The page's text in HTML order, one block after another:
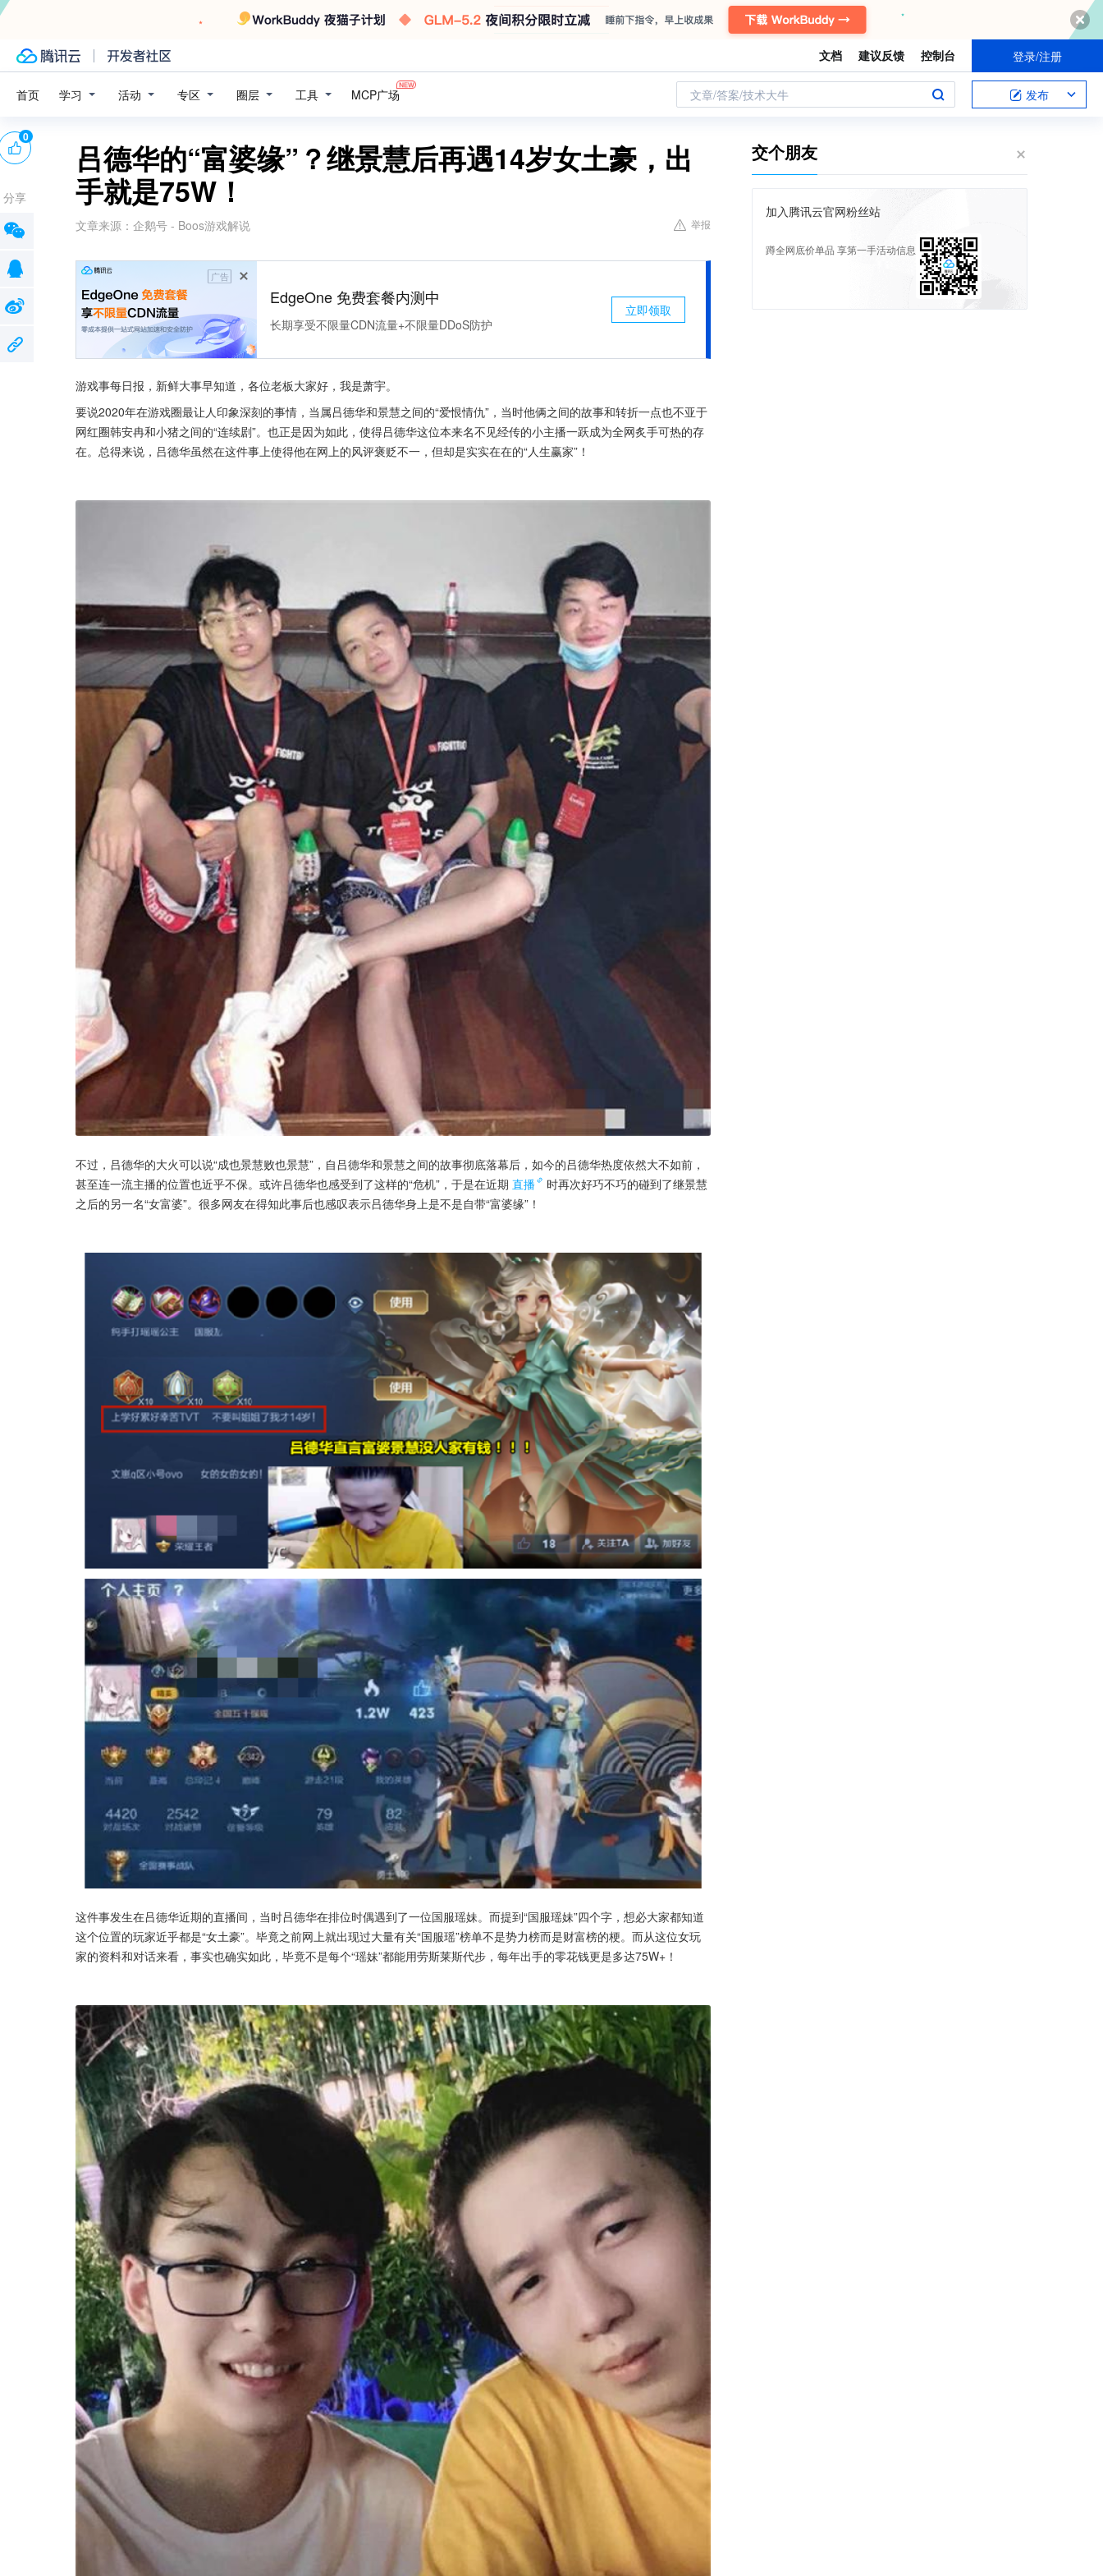
文档 建议反馈 控制台 登录/注册
首页 学习 活动 专区 圈层 工具 MCP广场 文章/答案/技术大牛 发布
吕德华的“富婆缘”？继景慧后再遇14岁女土豪，出
手就是75W！
文章来源： 企鹅号 - Boos游戏解说 举报
广告
EdgeOne 免费套餐内测中
长期享受不限量CDN流量+不限量DDoS防护
立即领取
游戏事每日报，新鲜大事早知道，各位老板大家好，我是萧宇。
要说2020年在游戏圈最让人印象深刻的事情，当属吕德华和景慧之间的“爱恨情仇”，当时他俩之间的故事和转折一点也不亚于
网红圈韩安冉和小猪之间的“连续剧”。也正是因为如此，使得吕德华这位本来名不见经传的小主播一跃成为全网炙手可热的存
在。总得来说，吕德华虽然在这件事上使得他在网上的风评褒贬不一，但却是实实在在的“人生赢家”！
不过，吕德华的大火可以说“成也景慧败也景慧”，自吕德华和景慧之间的故事彻底落幕后，如今的吕德华热度依然大不如前，
甚至连一流主播的位置也近乎不保。或许吕德华也感受到了这样的“危机”，于是在近期 直播
时再次好巧不巧的碰到了继景慧
之后的另一名“女富婆”。很多网友在得知此事后也感叹表示吕德华身上是不是自带“富婆缘”！
这件事发生在吕德华近期的直播间，当时吕德华在排位时偶遇到了一位国服瑶妹。而提到“国服瑶妹”四个字，想必大家都知道
这个位置的玩家近乎都是“女土豪”。毕竟之前网上就出现过大量有关“国服瑶”榜单不是势力榜而是财富榜的梗。而从这位女玩
家的资料和对话来看，事实也确实如此，毕竟不是每个“瑶妹”都能用劳斯莱斯代步，每年出手的零花钱更是多达75W+！
0
分享
交个朋友
加入腾讯云官网粉丝站
蹲全网底价单品 享第一手活动信息